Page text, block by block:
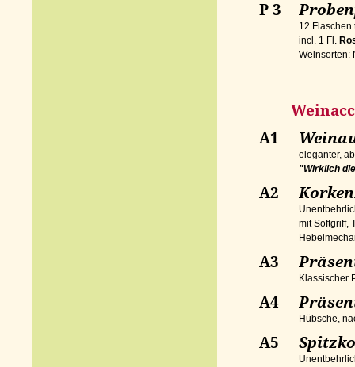
P 3
12 Flaschen
incl. 1 Fl.
Weinsorten:
A1
eleganter,
"Wirklich
A2
mit Softgriff,
A3
Klassischer
A4
Hübsche,
A5